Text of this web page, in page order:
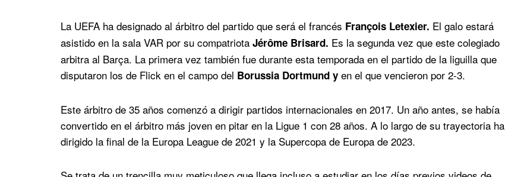
La UEFA ha designado al árbitro del partido que será el francés François Letexier. El galo estará
asistido en la sala VAR por su compatriota Jérôme Brisard. Es la segunda vez que este colegiado
arbitra al Barça. La primera vez también fue durante esta temporada en el partido de la liguilla que
disputaron los de Flick en el campo del Borussia Dortmund y en el que vencieron por 2-3.
Este árbitro de 35 años comenzó a dirigir partidos internacionales en 2017. Un año antes, se había
convertido en el árbitro más joven en pitar en la Ligue 1 con 28 años. A lo largo de su trayectoria ha
dirigido la final de la Europa League de 2021 y la Supercopa de Europa de 2023.